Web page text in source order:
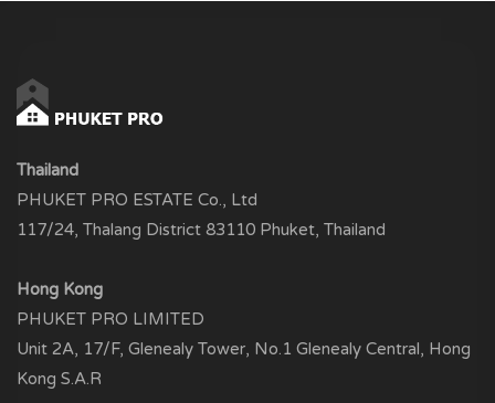
Thailand
PHUKET PRO ESTATE Co., Ltd
117/24, Thalang District 83110 Phuket, Thailand
Hong Kong
PHUKET PRO LIMITED
Unit 2A, 17/F, Glenealy Tower, No.1 Glenealy Central, Hong
Kong S.A.R